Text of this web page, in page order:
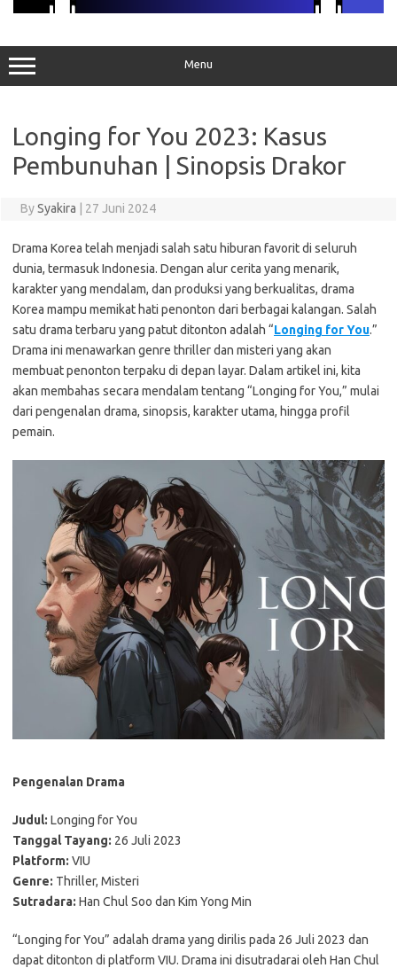
Menu
Longing for You 2023: Kasus
Pembunuhan | Sinopsis Drakor
BySyakira 27 Juni 2024
Drama Korea telah menjadi salah satu hiburan favorit di seluruh
dunia, termasuk Indonesia. Dengan alur cerita yang menarik,
karakter yang mendalam, dan produksi yang berkualitas, drama
Korea mampu memikat hati penonton dari berbagai kalangan. Salah
satu drama terbaru yang patut ditonton adalah “Longing for You.”
Drama ini menawarkan genre thriller dan misteri yang akan
membuat penonton terpaku di depan layar. Dalam artikel ini, kita
akan membahas secara mendalam tentang “Longing for You,” mulai
dari pengenalan drama, sinopsis, karakter utama, hingga profil
pemain.
Pengenalan Drama
Judul: Longing for You
Tanggal Tayang: 26 Juli 2023
Platform: VIU
Genre: Thriller, Misteri
Sutradara: Han Chul Soo dan Kim Yong Min
“Longing for You” adalah drama yang dirilis pada 26 Juli 2023 dan
dapat ditonton di platform VIU. Drama ini disutradarai oleh Han Chul